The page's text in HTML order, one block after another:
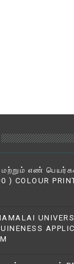
எண்
) COLOUR